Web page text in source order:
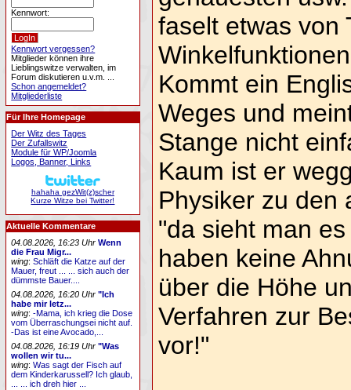
faselt etwas von
Kommt ein
Weges und
Stange nicht
Kaum ist er
Physiker zu den
"da sieht man
haben keine
über die Höhe
Verfahren zur
vor!"
Kennwort:
Kennwort vergessen?
Mitglieder können ihre
Lieblingswitze verwalten, im
Forum diskutieren u.v.m. ...
Schon angemeldet?
Mitgliederliste
Für Ihre Homepage
Der Witz des Tages
Der Zufallswitz
Module für WP/Joomla
Logos, Banner, Links
hahaha gezWit(z)scher
Kurze Witze bei Twitter!
Aktuelle Kommentare
04.08.2026, 16:23 Uhr Wenn
die Frau Migr...
wing:Schläft die Katze auf der
Mauer, freut ... ... sich auch der
dümmste Bauer....
04.08.2026, 16:20 Uhr "Ich
habe mir letz...
wing:-Mama, ich krieg die Dose
vom Überraschungsei nicht auf.
-Das ist eine Avocado,...
04.08.2026, 16:19 Uhr "Was
wollen wir tu...
wing:Was sagt der Fisch auf
dem Kinderkarussell? Ich glaub,
... ... ich dreh hier ...